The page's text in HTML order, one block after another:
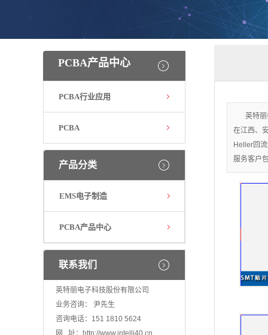
PCBA产品中心
PCBA行业应用
PCBA
产品分类
EMS电子制造
PCBA产品中心
联系我们
英特丽电子科技股份有限公司
业务咨询： 尹先生
咨询电话：151 1810 5624
网 址：
http://www.intelli40.cn
英特
在江西、
Heller回
服务客户